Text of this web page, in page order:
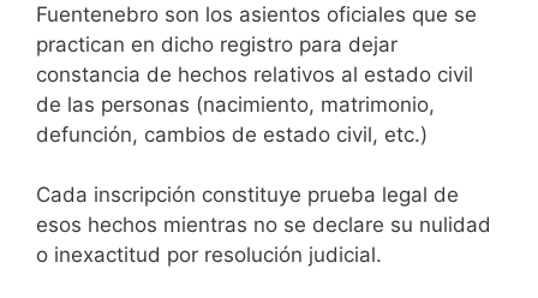
Fuentenebro son los asientos oficiales que se
practican en dicho registro para dejar
constancia de hechos relativos al estado civil
de las personas (nacimiento, matrimonio,
defunción, cambios de estado civil, etc.)
Cada inscripción constituye prueba legal de
esos hechos mientras no se declare su nulidad
o inexactitud por resolución judicial.